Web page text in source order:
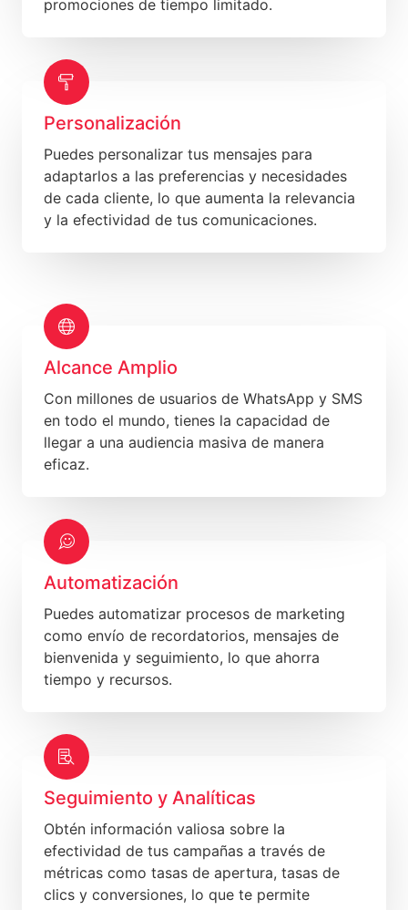
promociones de tiempo limitado.
Personalización
Puedes personalizar tus mensajes para
adaptarlos a las preferencias y necesidades
de cada cliente, lo que aumenta la relevancia
y la efectividad de tus comunicaciones.
Alcance Amplio
Con millones de usuarios de WhatsApp y SMS
en todo el mundo, tienes la capacidad de
llegar a una audiencia masiva de manera
eficaz.
Automatización
Puedes automatizar procesos de marketing
como envío de recordatorios, mensajes de
bienvenida y seguimiento, lo que ahorra
tiempo y recursos.
Seguimiento y Analíticas
Obtén información valiosa sobre la
efectividad de tus campañas a través de
métricas como tasas de apertura, tasas de
clics y conversiones, lo que te permite